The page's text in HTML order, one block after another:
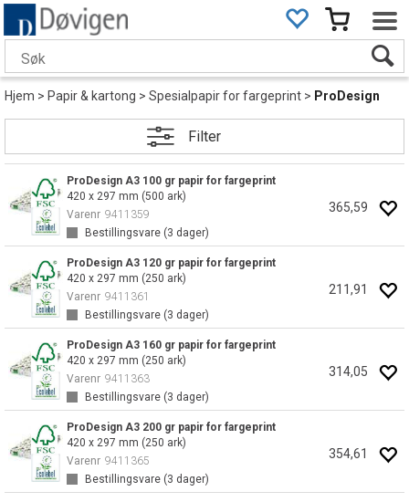
Hjem>Papir & kartong>Spesialpapir for fargeprint> ProDesign
Filter
ProDesign A3 100 gr papir for fargeprint
420 x 297 mm (500 ark)
Varenr 9411359
Bestillingsvare (3 dager)
365,59
ProDesign A3 120 gr papir for fargeprint
420 x 297 mm (250 ark)
Varenr 9411361
Bestillingsvare (3 dager)
211,91
ProDesign A3 160 gr papir for fargeprint
420 x 297 mm (250 ark)
Varenr 9411363
Bestillingsvare (3 dager)
314,05
ProDesign A3 200 gr papir for fargeprint
420 x 297 mm (250 ark)
Varenr 9411365
Bestillingsvare (3 dager)
354,61